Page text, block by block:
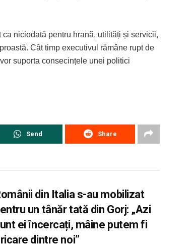
niciodată pentru hrană, utilități și servicii,
Cât timp executivul rămâne rupt de
suporta consecințele unei politici
Send Share
din Italia s-au mobilizat
un tânăr tată din Gorj: „Azi
ei încercați, mâine putem fi
dintre noi”